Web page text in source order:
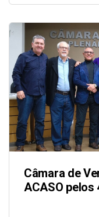
Câmara de
ACASO pelos